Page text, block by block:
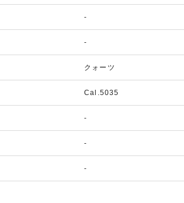
-
-
クォーツ
Cal.5035
-
-
-